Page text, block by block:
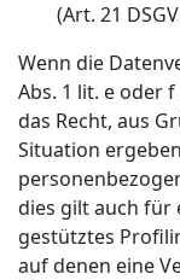
(Art. 21
Wenn die
Abs. 1 lit. e oder
das Recht, aus
Situation
dies gilt auch für
gestütztes
auf denen eine